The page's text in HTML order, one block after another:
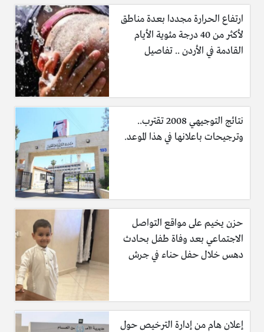
ارتفاع الحرارة مجددا بعدة مناطق
لأكثر من 40 درجة مئوية الأيام
القادمة في الأردن .. تفاصيل
نتائج التوجيهي 2008 تقترب..
وترجيحات باعلانها في هذا الموعد.
حزن يخيم على مواقع التواصل
الاجتماعي بعد وفاة طفل بحادث
دهس خلال حفل حناء في جرش
إعلان هام من إدارة الترخيص حول